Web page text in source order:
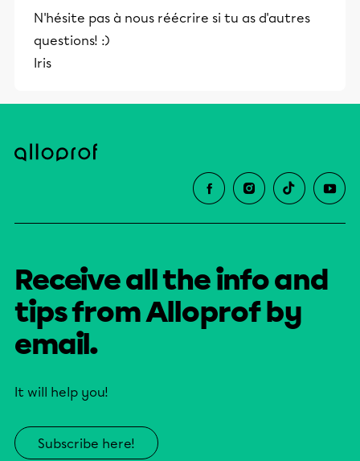
éducative.
N'hésite pas à nous réécrire si tu as d'autres
questions! :)
Iris
Receive all the info and
tips from Alloprof by
email.
It will help you!
Subscribe here!